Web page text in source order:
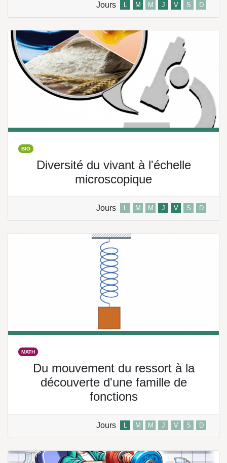
Jours L M M J V S D
BIO
Diversité du vivant à l'échelle
microscopique
Jours L M M J V S D
MATH
Du mouvement du ressort à la
découverte d'une famille de
fonctions
Jours L M M J V S D